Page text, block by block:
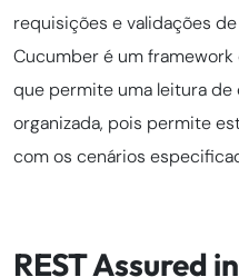
requisições e validações
Cucumber é um framework
que permite uma leitura de
organizada, pois permite
com os cenários
REST Assured